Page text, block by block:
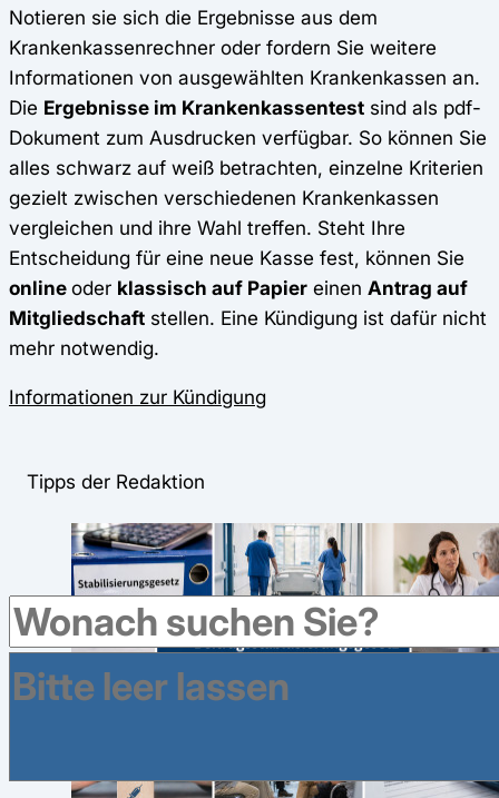
Notieren sie sich die Ergebnisse aus dem
Krankenkassenrechner oder fordern Sie weitere
Informationen von ausgewählten Krankenkassen an.
Die Ergebnisse im Krankenkassentest sind als pdf-
Dokument zum Ausdrucken verfügbar. So können Sie
alles schwarz auf weiß betrachten, einzelne Kriterien
gezielt zwischen verschiedenen Krankenkassen
vergleichen und ihre Wahl treffen. Steht Ihre
Entscheidung für eine neue Kasse fest, können Sie
onlineoder klassisch auf Papier einen Antrag auf
Mitgliedschaft stellen. Eine Kündigung ist dafür nicht
mehr notwendig.
Informationen zur Kündigung
Tipps der Redaktion